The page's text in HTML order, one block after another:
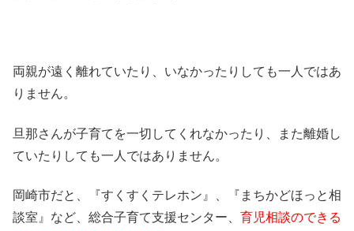
両親が遠く離れていたり、いなかったりしても一人ではあ
りません。
旦那さんが子育てを一切してくれなかったり、また離婚し
ていたりしても一人ではありません。
岡崎市だと、『すくすくテレホン』、『まちかどほっと相
談室』など、総合子育て支援センター、 育児相談のできる